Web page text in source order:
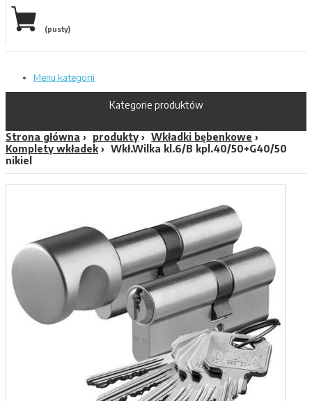
(pusty)
Menu kategorii
Kategorie produktów
Strona główna produkty
Wkładki bębenkowe
Komplety wkładek
Wkł.Wilka kl.6/B kpl.40/50+G40/50
nikiel